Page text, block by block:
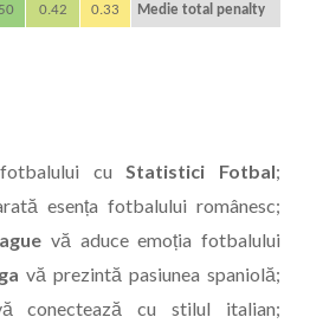
0.42 0.33 Medie total penalty
fotbalului cuStatistici Fotbal;
esența fotbalului românesc;
vă aduce emoția fotbalului
vă prezintă pasiunea spaniolă;
conectează cu stilul italian;